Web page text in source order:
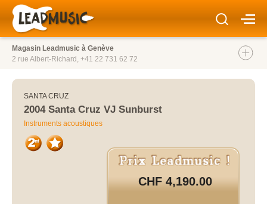
Magasin Leadmusic à Genève
2 rue Albert-Richard, +41 22 731 62 72
SANTA CRUZ
2004 Santa Cruz VJ Sunburst
Instruments acoustiques
CHF 4,190.00